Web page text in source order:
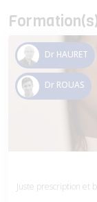
Dr HAURET
Dr ROUAS
Juste prescription et